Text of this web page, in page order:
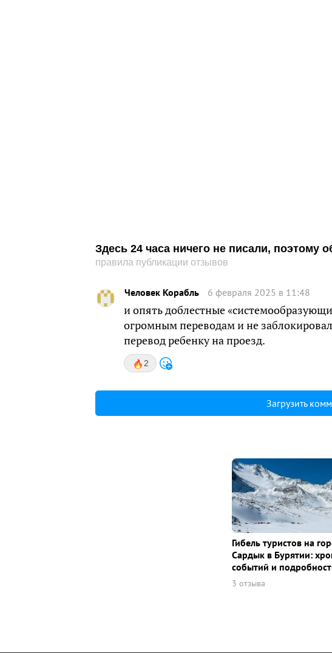
Здесь 24 часа ничего не писали, поэтому
правила публикации отзывов
Человек Корабль 6 февраля 2025 в 11:48
и опять доблестные
огромным переводам и не
перевод ребенку на проезд.
2
Загрузить
Гибель туристов на
Сардык в Бурятии:
событий и
3 отзыва